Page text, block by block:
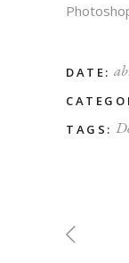
DATE:
TAGS: